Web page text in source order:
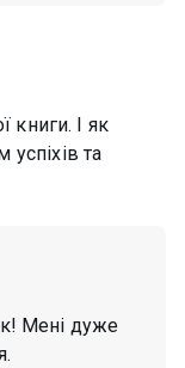
книги. І як
та
Мені дуже